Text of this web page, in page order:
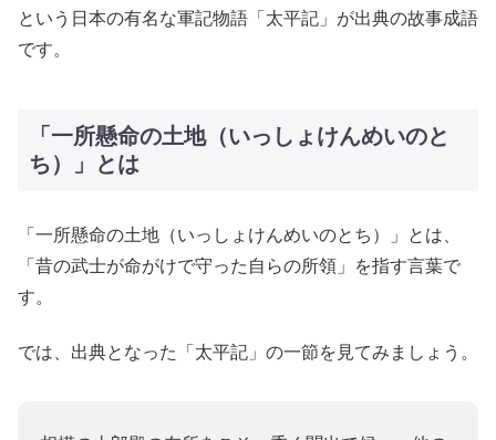
という日本の有名な軍記物語「太平記」が出典の故事成語
です。
「一所懸命の土地（いっしょけんめいのと
ち）」とは
「一所懸命の土地（いっしょけんめいのとち）」とは、
「昔の武士が命がけで守った自らの所領」を指す言葉で
す。
では、出典となった「太平記」の一節を見てみましょう。